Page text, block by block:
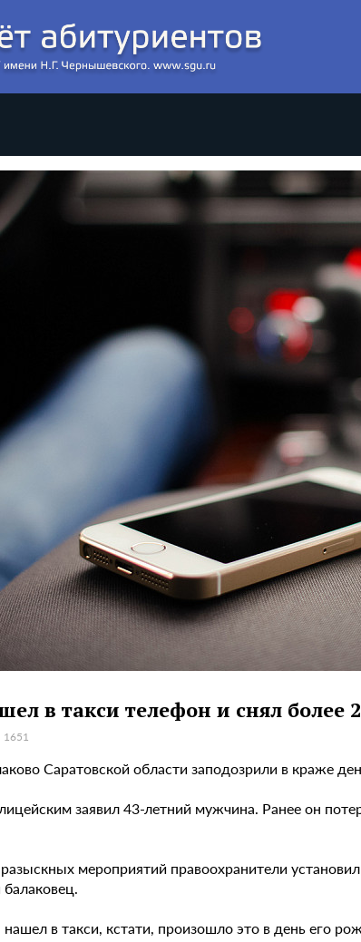
в такси телефон и снял более
1651
Саратовской области заподозрили в краже
заявил 43-летний мужчина. Ранее он
мероприятий правоохранители
в такси, кстати, произошло это в день его